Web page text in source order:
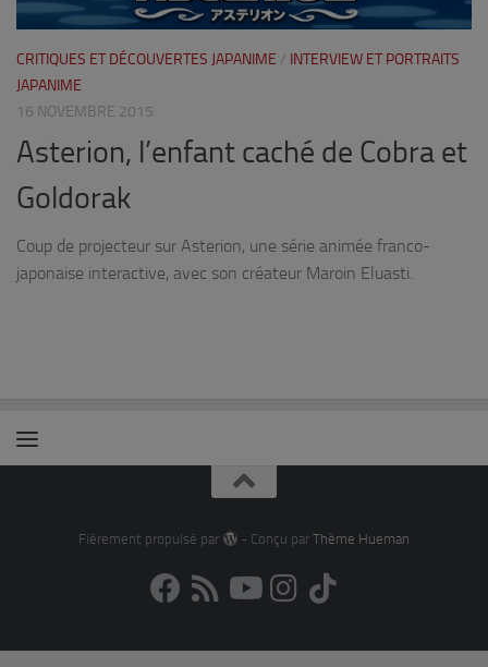
CRITIQUES ET DÉCOUVERTES JAPANIME / INTERVIEW ET PORTRAITS
JAPANIME
16 NOVEMBRE 2015
Asterion, l’enfant caché de Cobra et
Goldorak
Coup de projecteur sur Asterion, une série animée franco-
japonaise interactive, avec son créateur Maroin Eluasti.
Fièrement propulsé par - Conçu par Thème Hueman